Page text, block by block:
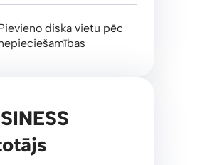
diska vietu pēc